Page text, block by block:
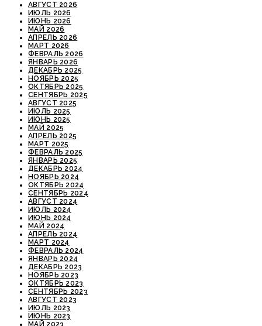
АВГУСТ 2026
ИЮЛЬ 2026
ИЮНЬ 2026
МАЙ 2026
АПРЕЛЬ 2026
МАРТ 2026
ФЕВРАЛЬ 2026
ЯНВАРЬ 2026
ДЕКАБРЬ 2025
НОЯБРЬ 2025
ОКТЯБРЬ 2025
СЕНТЯБРЬ 2025
АВГУСТ 2025
ИЮЛЬ 2025
ИЮНЬ 2025
МАЙ 2025
АПРЕЛЬ 2025
МАРТ 2025
ФЕВРАЛЬ 2025
ЯНВАРЬ 2025
ДЕКАБРЬ 2024
НОЯБРЬ 2024
ОКТЯБРЬ 2024
СЕНТЯБРЬ 2024
АВГУСТ 2024
ИЮЛЬ 2024
ИЮНЬ 2024
МАЙ 2024
АПРЕЛЬ 2024
МАРТ 2024
ФЕВРАЛЬ 2024
ЯНВАРЬ 2024
ДЕКАБРЬ 2023
НОЯБРЬ 2023
ОКТЯБРЬ 2023
СЕНТЯБРЬ 2023
АВГУСТ 2023
ИЮЛЬ 2023
ИЮНЬ 2023
МАЙ 2023